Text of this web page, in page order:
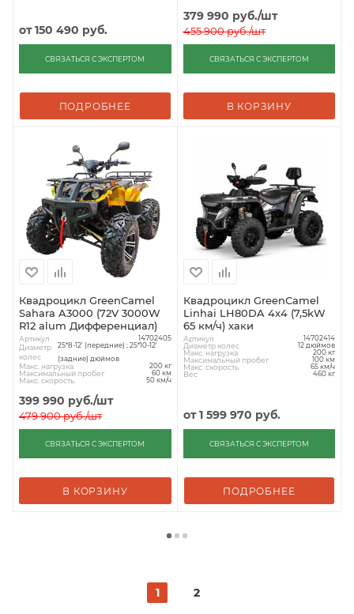
от150 490 руб.
СВЯЗАТЬСЯ С ЭКСПЕРТОМ
ПОДРОБНЕЕ
379 990 руб./шт
455 900руб./шт
СВЯЗАТЬСЯ С ЭКСПЕРТОМ
В КОРЗИНУ
Квадроцикл GreenCamel
Sahara A3000 (72V 3000W
R12 alum Дифференциал)
Артикул 14702405
Диаметр
колес
25*8-12' (передние) ; 25*10-12'
(задние) дюймов
Макс. нагрузка 200 кг
Максимальный пробег 60 км
Макс. скорость 50 км/ч
399 990 руб./шт
479 900руб./шт
СВЯЗАТЬСЯ С ЭКСПЕРТОМ
В КОРЗИНУ
Квадроцикл GreenCamel
Linhai LH80DA 4x4 (7,5kW
65 км/ч) хаки
Артикул 14702414
Диаметр колес 12 дюймов
Макс. нагрузка 200 кг
Максимальный пробег 100 км
Макс. скорость 65 км/ч
Вес 460 кг
от1 599 970 руб.
СВЯЗАТЬСЯ С ЭКСПЕРТОМ
ПОДРОБНЕЕ
1 2